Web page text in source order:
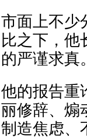
市面上不少
比之下，他
的严谨求真。
他的报告重
丽修辞、煽
制造焦虑、